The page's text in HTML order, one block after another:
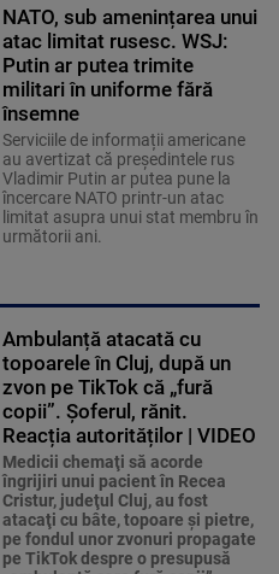
NATO, sub amenințarea unui
atac limitat rusesc. WSJ:
Putin ar putea trimite
militari în uniforme fără
însemne
Serviciile de informații americane
au avertizat că președintele rus
Vladimir Putin ar putea pune la
încercare NATO printr-un atac
limitat asupra unui stat membru în
următorii ani.
Ambulanță atacată cu
topoarele în Cluj, după un
zvon pe TikTok că „fură
copii”. Șoferul, rănit.
Reacția autorităților | VIDEO
Medicii chemaţi să acorde
îngrijiri unui pacient în Recea
Cristur, judeţul Cluj, au fost
atacaţi cu bâte, topoare şi pietre,
pe fondul unor zvonuri propagate
pe TikTok despre o presupusă